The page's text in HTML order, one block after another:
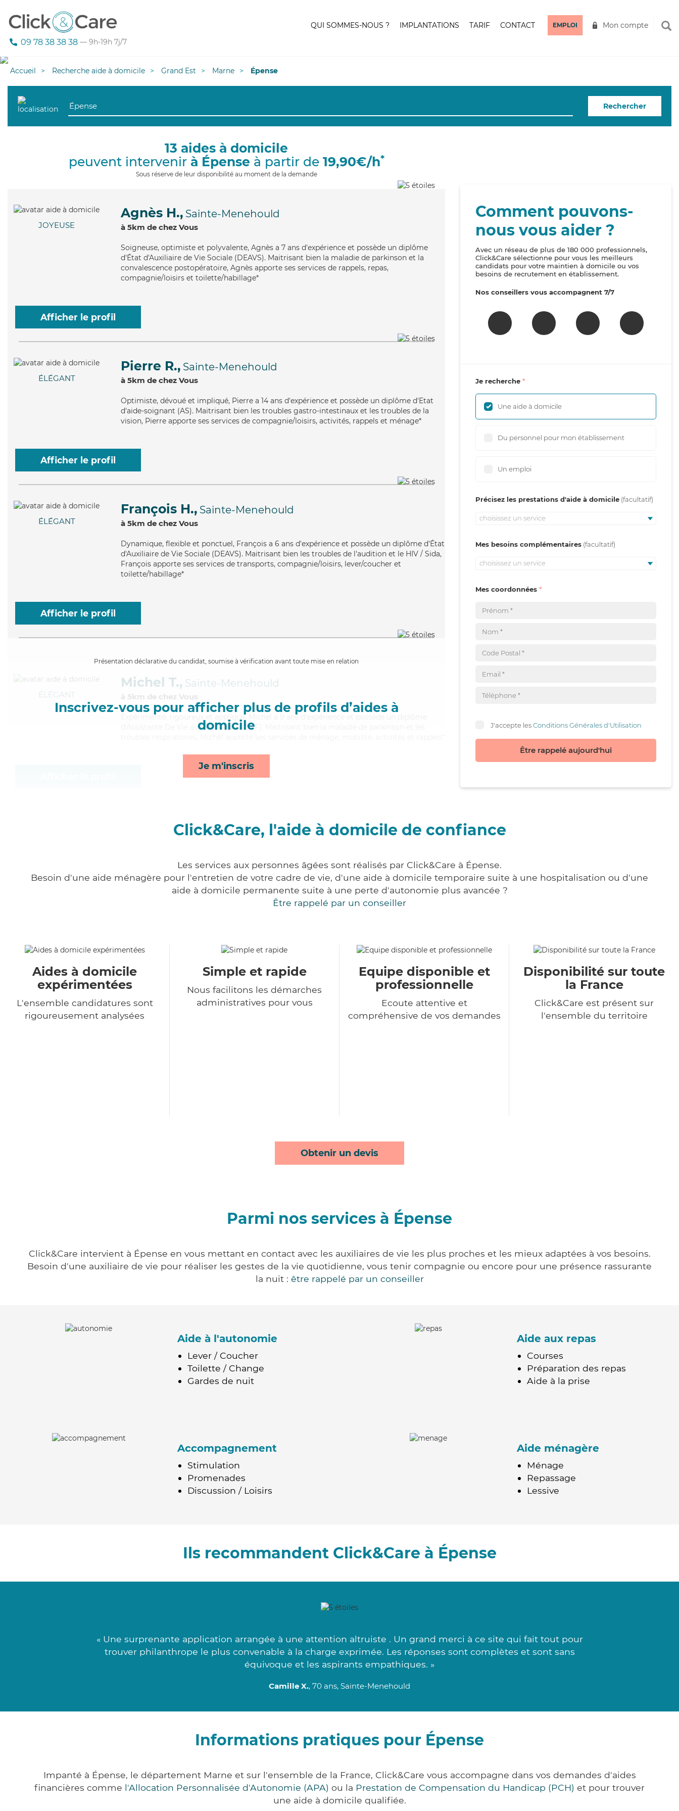
09 78 38 38 38 — 9h-19h 7j/7
QUI SOMMES-NOUS ? IMPLANTATIONS TARIF CONTACT EMPLOI Mon compte
Accueil Recherche aide à domicile Grand Est Marne Épense
Rechercher
13 aides à domicile
peuvent intervenir à Épense à partir de 19,90€/h*
Sous réserve de leur disponibilité au moment de la demande
JOYEUSE
Agnès H., Sainte-Menehould
à 5km de chez Vous
Soigneuse, optimiste et polyvalente, Agnès a 7 ans d'expérience et possède un diplôme
d'État d'Auxiliaire de Vie Sociale (DEAVS). Maitrisant bien la maladie de parkinson et la
convalescence postopératoire, Agnès apporte ses services de rappels, repas,
compagnie/loisirs et toilette/habillage*
Afficher le profil
ÉLÉGANT
Pierre R., Sainte-Menehould
à 5km de chez Vous
Optimiste, dévoué et impliqué, Pierre a 14 ans d'expérience et possède un diplôme d'Etat
d'aide-soignant (AS). Maitrisant bien les troubles gastro-intestinaux et les troubles de la
vision, Pierre apporte ses services de compagnie/loisirs, activités, rappels et ménage*
Afficher le profil
ÉLÉGANT
François H., Sainte-Menehould
à 5km de chez Vous
Dynamique, flexible et ponctuel, François a 6 ans d'expérience et possède un diplôme d'État
d'Auxiliaire de Vie Sociale (DEAVS). Maitrisant bien les troubles de l'audition et le HIV / Sida,
François apporte ses services de transports, compagnie/loisirs, lever/coucher et
toilette/habillage*
Afficher le profil
Présentation déclarative du candidat, soumise à vérification avant toute mise en relation
Inscrivez-vous pour afficher plus de profils d’aides à
domicile
Je m'inscris
ÉLÉGANT
Michel T., Sainte-Menehould
à 5km de chez Vous
Expérimenté
, rigoureux et appliqué, Michel a 9 ans d'expérience et possède un diplôme
d'Assistante De Vie aux Familles (ADVF). Maitrisant bien la maladie de parkinson et les
Comment pouvons-
nous vous aider ?
Avec un réseau de plus de 180 000 professionnels,
Click&Care sélectionne pour vous les meilleurs
candidats pour votre maintien à domicile ou vos
besoins de recrutement en établissement.
Nos conseillers vous accompagnent 7/7
Je recherche
Une aide à domicile
Du personnel pour mon établissement
Un emploi
Précisez les prestations d'aide à domicile
choisissez un service
Mes besoins complémentaires
choisissez un service
Mes coordonnées
J'accepte lesConditions Générales d'Utilisation
Être rappelé aujourd'hui
Click&Care, l'aide à domicile de confiance
Les services aux personnes âgées sont réalisés par Click&Care à Épense.
Besoin d'une aide ménagère pour l'entretien de votre cadre de vie, d'une aide à domicile temporaire suite à une hospitalisation ou d'une
aide à domicile permanente suite à une perte d'autonomie plus avancée ?
Être rappelé par un conseiller
Aides à domicile
expérimentées
L'ensemble candidatures sont
rigoureusement analysées
Simple et rapide
Nous facilitons les démarches
administratives pour vous
Equipe disponible et
professionnelle
Ecoute attentive et
compréhensive de vos demandes
Disponibilité sur toute
la France
Click&Care est présent sur
l'ensemble du territoire
Obtenir un devis
Parmi nos services à Épense
Click&Care intervient à Épense en vous mettant en contact avec les auxiliaires de vie les plus proches et les mieux adaptées à vos besoins.
Besoin d'une auxiliaire de vie pour réaliser les gestes de la vie quotidienne, vous tenir compagnie ou encore pour une présence rassurante
la nuit : être rappelé par un conseiller
Aide à l'autonomie
Lever / Coucher
Toilette / Change
Gardes de nuit
Aide aux repas
Courses
Préparation des repas
Aide à la prise
Accompagnement
Stimulation
Promenades
Discussion / Loisirs
Aide ménagère
Ménage
Repassage
Lessive
Ils recommandent Click&Care à Épense
« Une surprenante application arrangée à une attention altruiste . Un grand merci à ce site qui fait tout pour
trouver philanthrope le plus convenable à la charge exprimée. Les réponses sont complètes et sont sans
équivoque et les aspirants empathiques. »
Camille X., 70 ans, Sainte-Menehould
Informations pratiques pour Épense
Impanté à Épense, le département Marne et sur l'ensemble de la France, Click&Care vous accompagne dans vos demandes d'aides
financières comme l'Allocation Personnalisée d'Autonomie (APA) ou la Prestation de Compensation du Handicap (PCH) et pour trouver
une aide à domicile qualifiée.